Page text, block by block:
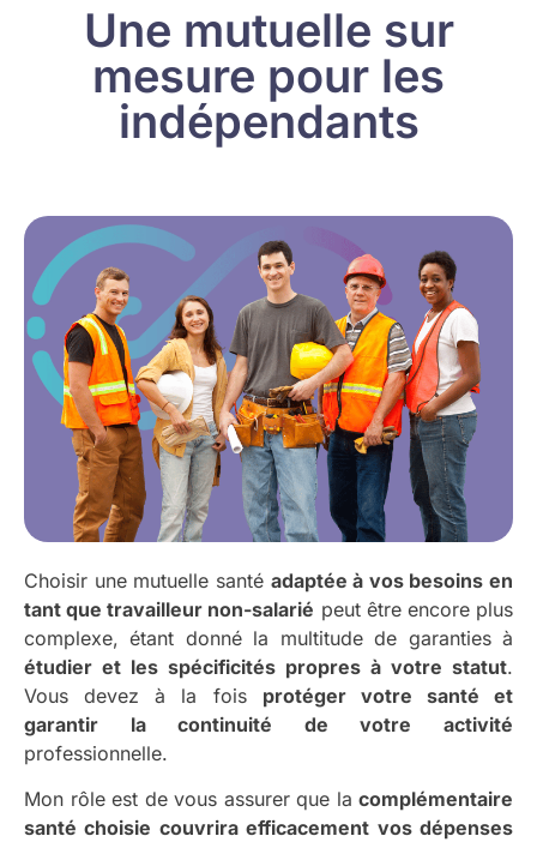
Une mutuelle sur
mesure pour les
indépendants
Choisir une mutuelle santé adaptée à vos besoins en
tant que travailleur non-salarié peut être encore plus
complexe, étant donné la multitude de garanties à
étudier et les spécificités propres à votre statut.
Vous devez à la fois protéger votre santé et
garantir la continuité de votre activité
professionnelle.
Mon rôle est de vous assurer que la complémentaire
santé choisie couvrira efficacement vos dépenses